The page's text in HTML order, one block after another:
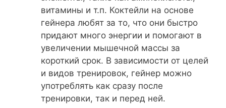
витамины и т.п. Коктейли на основе
гейнера любят за то, что они быстро
придают много энергии и помогают в
увеличении мышечной массы за
короткий срок. В зависимости от целей
и видов тренировок, гейнер можно
употреблять как сразу после
тренировки, так и перед ней.